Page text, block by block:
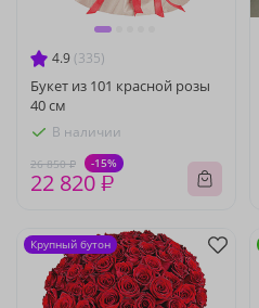
4.9 (335)
Букет из 101 красной розы
40 см
В наличии
26 850 ₽ -15%
22 820 ₽
Крупный бутон